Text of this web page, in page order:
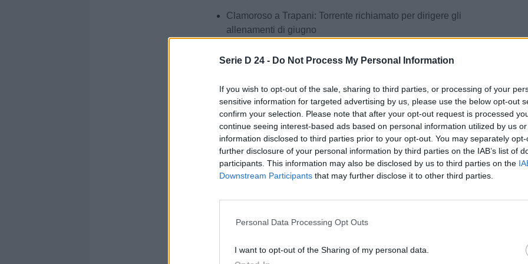
Serie D 24 - Do Not Process My Personal Information
If you wish to opt-out of the sale, sharing to third parties, or processing of your
sensitive information for targeted advertising by us, please use the below opt-out
confirm your selection. Please note that after your opt-out request is processed
continue seeing interest-based ads based on personal information utilized by us
information disclosed to third parties prior to your opt-out. You may separately
further disclosure of your personal information by third parties on the IAB’s list of
participants. This information may also be disclosed by us to third parties on the
Downstream Participants that may further disclose it to other third parties.
Personal Data Processing Opt Outs
I want to opt-out of the Sharing of my personal data.
Clamoroso a Trapani: Torrente richiamato per dirigere gli
allenamenti di giugno
Sezione:News / Data:Lun 01 giugno 2026 alle 18:09
Condividi Tweet